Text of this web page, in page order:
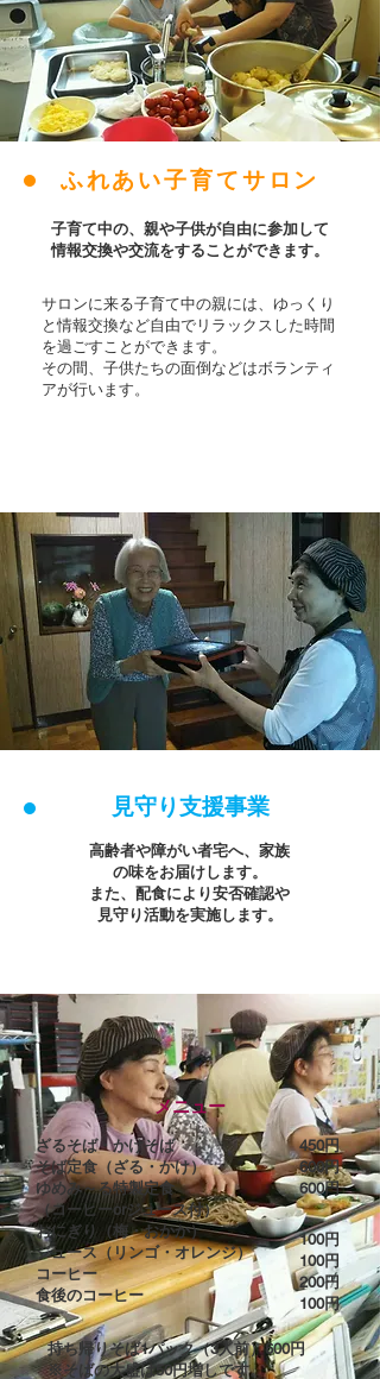
子育て中の、親や子供が自由に参加して
​情報交換や交流をすることができます。
サロンに来る子育て中の親には、ゆっくり
と情報交換など自由でリラックスした時間
を過ごすことができます。
​その間、子供たちの面倒などはボランティ
アが行います。
ふれあい子育てサロン
高齢者や障がい者宅へ、家族
の味をお届けします。
​また、配食により安否確認や
見守り活動を実施します。
見守り支援事業
メニュー
100円
100円
​200円
100円
450円
600円
​600円
​ざるそば・かけそば
そば定食（ざる・かけ）
ゆめみ～る特製定食
​（コーヒーorジュース付）
おにぎり（梅・おかか）
ジュース（リンゴ・オレンジ）
コーヒー
​食後のコーヒー
持ち帰りそば1パック（3人前）600円
​※そばの大盛は50円増しです。